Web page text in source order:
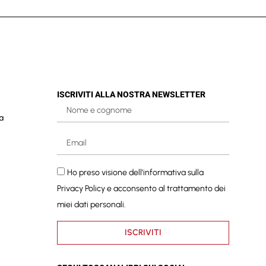
ISCRIVITI ALLA NOSTRA NEWSLETTER
Ho preso visione dell'informativa sulla
Privacy Policye acconsento al trattamento dei
miei dati personali.
ISCRIVITI